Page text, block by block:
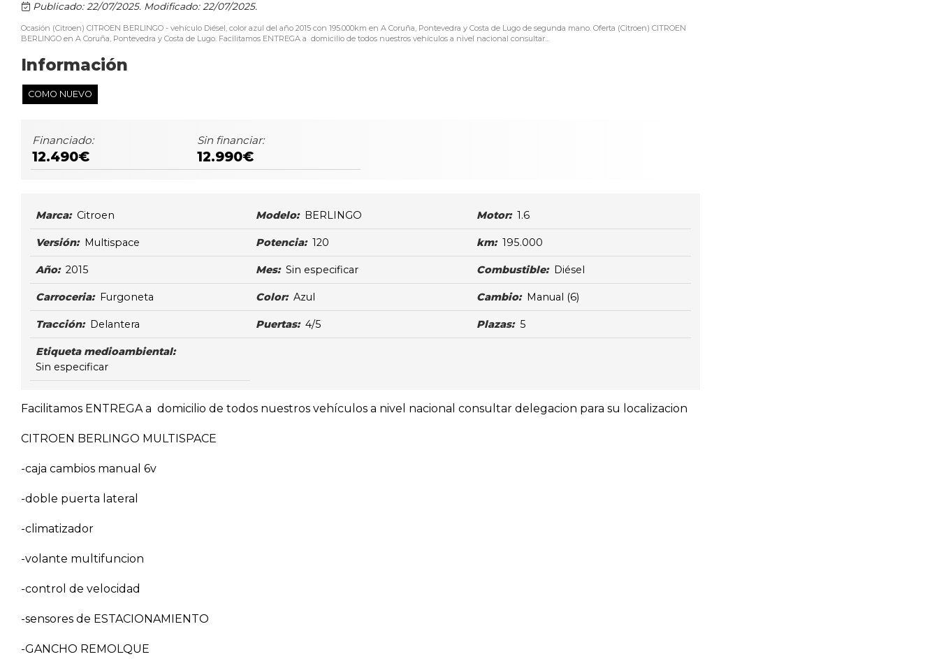
Publicado: 22/07/2025. Modificado: 22/07/2025.
Ocasión (Citroen) CITROEN BERLINGO - vehículo Diésel, color azul del año 2015 con 195.000km en A Coruña, Pontevedra y Costa de Lugo de segunda mano. Oferta (Citroen) CITROEN
BERLINGO en A Coruña, Pontevedra y Costa de Lugo. Facilitamos ENTREGA a domicilio de todos nuestros vehículos a nivel nacional consultar...
Información
COMO NUEVO
Financiado:
12.490€
Sin financiar:
12.990€
Marca: Citroen Modelo: BERLINGO Motor: 1.6
Versión: Multispace Potencia: 120 km: 195.000
Año: 2015 Mes: Sin especificar Combustible: Diésel
Carroceria: Furgoneta Color: Azul Cambio: Manual (6)
Tracción: Delantera Puertas: 4/5 Plazas: 5
Etiqueta medioambiental:
Sin especificar
Facilitamos ENTREGA a domicilio de todos nuestros vehículos a nivel nacional consultar delegacion para su localizacion
CITROEN BERLINGO MULTISPACE
-caja cambios manual 6v
-doble puerta lateral
-climatizador
-volante multifuncion
-control de velocidad
-sensores de ESTACIONAMIENTO
-GANCHO REMOLQUE